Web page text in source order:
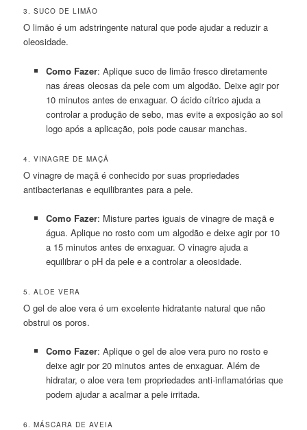
3. SUCO DE LIMÃO
O limão é um adstringente natural que pode ajudar a reduzir a
oleosidade.
Como Fazer: Aplique suco de limão fresco diretamente
nas áreas oleosas da pele com um algodão. Deixe agir por
10 minutos antes de enxaguar. O ácido cítrico ajuda a
controlar a produção de sebo, mas evite a exposição ao sol
logo após a aplicação, pois pode causar manchas.
4. VINAGRE DE MAÇÃ
O vinagre de maçã é conhecido por suas propriedades
antibacterianas e equilibrantes para a pele.
Como Fazer: Misture partes iguais de vinagre de maçã e
água. Aplique no rosto com um algodão e deixe agir por 10
a 15 minutos antes de enxaguar. O vinagre ajuda a
equilibrar o pH da pele e a controlar a oleosidade.
5. ALOE VERA
O gel de aloe vera é um excelente hidratante natural que não
obstrui os poros.
Como Fazer: Aplique o gel de aloe vera puro no rosto e
deixe agir por 20 minutos antes de enxaguar. Além de
hidratar, o aloe vera tem propriedades anti-inflamatórias que
podem ajudar a acalmar a pele irritada.
6. MÁSCARA DE AVEIA